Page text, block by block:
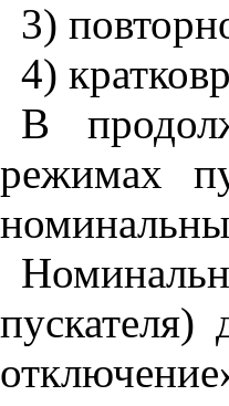
3)
4)
В
режимах
пускателя)